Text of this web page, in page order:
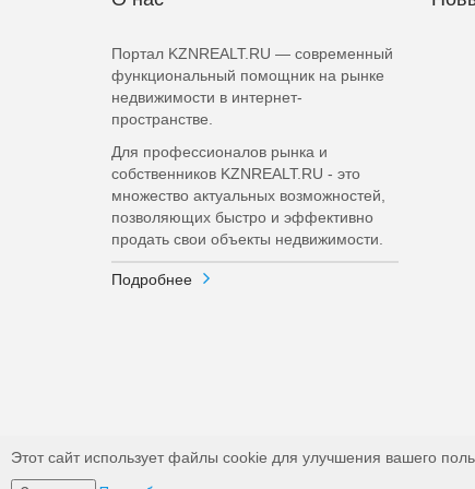
Портал KZNREALT.RU — современный
функциональный помощник на рынке
недвижимости в интернет-
пространстве.
Для профессионалов рынка и
собственников KZNREALT.RU - это
множество актуальных возможностей,
позволяющих быстро и эффективно
продать свои объекты недвижимости.
Подробнее
Этот сайт использует файлы cookie для улучшения вашего